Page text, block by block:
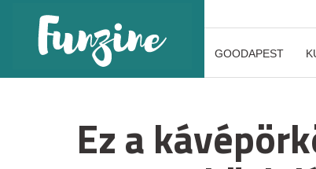
GOODAPEST
Ez a